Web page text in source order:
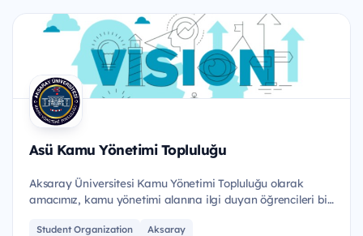
Asü Kamu Yönetimi Topluluğu
Aksaray Üniversitesi Kamu Yönetimi Topluluğu olarak
amacımız, kamu yönetimi alanına ilgi duyan öğrencileri bir
Student Organization Aksaray